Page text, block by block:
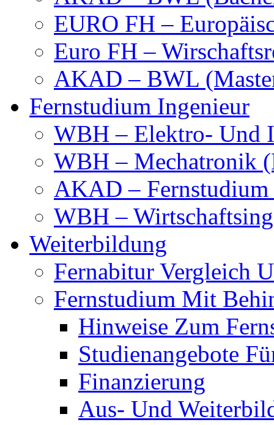
EURO FH –
Euro FH –
AKAD – BWL
Fernstudium Ingenieur
WBH – Elektro- Und
WBH – Mechatronik
AKAD – Fernstudium
WBH –
Weiterbildung
Fernabitur Vergleich
Fernstudium Mit
Hinweise Zum
Studienangebote
Finanzierung
Aus- Und